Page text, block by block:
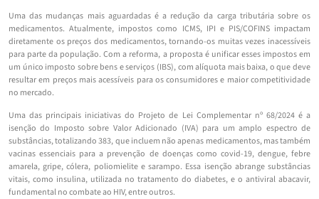
Uma das mudanças mais aguardadas é a redução da carga tributária sobre os
medicamentos. Atualmente, impostos como ICMS, IPI e PIS/COFINS impactam
diretamente os preços dos medicamentos, tornando-os muitas vezes inacessíveis
para parte da população. Com a reforma, a proposta é unificar esses impostos em
um único imposto sobre bens e serviços (IBS), com alíquota mais baixa, o que deve
resultar em preços mais acessíveis para os consumidores e maior competitividade
no mercado.
Uma das principais iniciativas do Projeto de Lei Complementar nº 68/2024 é a
isenção do Imposto sobre Valor Adicionado (IVA) para um amplo espectro de
substâncias, totalizando 383, que incluem não apenas medicamentos, mas também
vacinas essenciais para a prevenção de doenças como covid-19, dengue, febre
amarela, gripe, cólera, poliomielite e sarampo. Essa isenção abrange substâncias
vitais, como insulina, utilizada no tratamento do diabetes, e o antiviral abacavir,
fundamental no combate ao HIV, entre outros.